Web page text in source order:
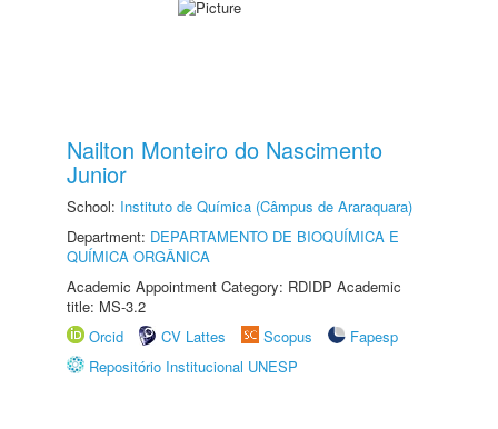
Nailton Monteiro do Nascimento
Junior
School: Instituto de Química (Câmpus de Araraquara)
Department: DEPARTAMENTO DE BIOQUÍMICA E
QUÍMICA ORGÂNICA
Academic Appointment Category: RDIDP Academic
title: MS-3.2
Orcid
CV Lattes Scopus
Fapesp
Repositório Institucional UNESP